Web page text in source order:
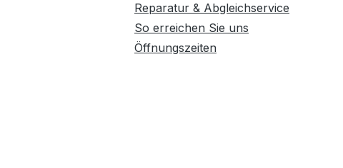
Reparatur & Abgleichservice
So erreichen Sie uns
Öffnungszeiten